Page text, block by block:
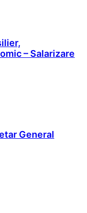
– Salarizare
General